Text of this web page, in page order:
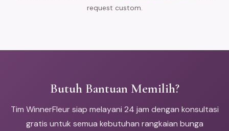
request custom.
Butuh Bantuan Memilih?
Tim WinnerFleur siap melayani 24 jam dengan konsultasi
gratis untuk semua kebutuhan rangkaian bunga